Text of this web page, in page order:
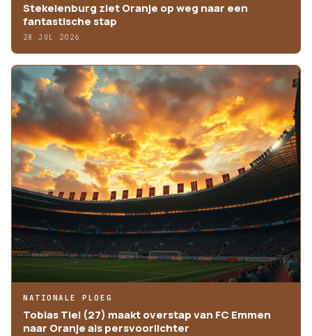
Stekelenburg ziet Oranje op weg naar een
fantastische stap
28 JUL 2026
NATIONALE PLOEG
Tobias Tiel (27) maakt overstap van FC Emmen
naar Oranje als persvoorlichter